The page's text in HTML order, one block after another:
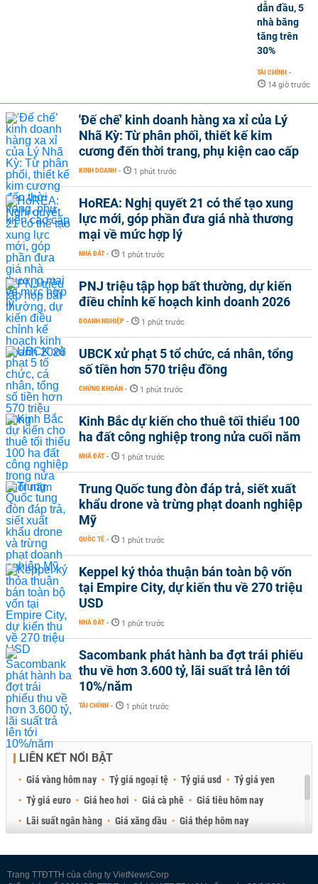
dẫn đầu, 5
nhà băng
tăng trên
30%
TÀI CHÍNH -
14 giờ trước
'Đế chế’ kinh doanh hàng xa xỉ của Lý
Nhã Kỳ: Từ phân phối, thiết kế kim
cương đến thời trang, phụ kiện cao cấp
KINH DOANH - 1 phút trước
HoREA: Nghị quyết 21 có thể tạo xung
lực mới, góp phần đưa giá nhà thương
mại về mức hợp lý
NHÀ ĐẤT - 1 phút trước
PNJ triệu tập họp bất thường, dự kiến
điều chỉnh kế hoạch kinh doanh 2026
DOANH NGHIỆP - 1 phút trước
UBCK xử phạt 5 tổ chức, cá nhân, tổng
số tiền hơn 570 triệu đồng
CHỨNG KHOÁN - 1 phút trước
Kinh Bắc dự kiến cho thuê tối thiểu 100
ha đất công nghiệp trong nửa cuối năm
NHÀ ĐẤT - 1 phút trước
Trung Quốc tung đòn đáp trả, siết xuất
khẩu drone và trừng phạt doanh nghiệp
Mỹ
QUỐC TẾ - 1 phút trước
Keppel ký thỏa thuận bán toàn bộ vốn
tại Empire City, dự kiến thu về 270 triệu
USD
NHÀ ĐẤT - 1 phút trước
Sacombank phát hành ba đợt trái phiếu
thu về hơn 3.600 tỷ, lãi suất trả lên tới
10%/năm
TÀI CHÍNH - 1 phút trước
LIÊN KẾT NỔI BẬT
Giá vàng hôm nay Tỷ giá ngoại tệ Tỷ giá usd
Tỷ giá yen
Tỷ giá euro
Giá heo hơi Giá cà phê
Giá tiêu hôm nay
Lãi suất ngân hàng
Giá xăng dầu
Giá thép hôm nay
Trang TTĐTTH của công ty VietNewsCorp